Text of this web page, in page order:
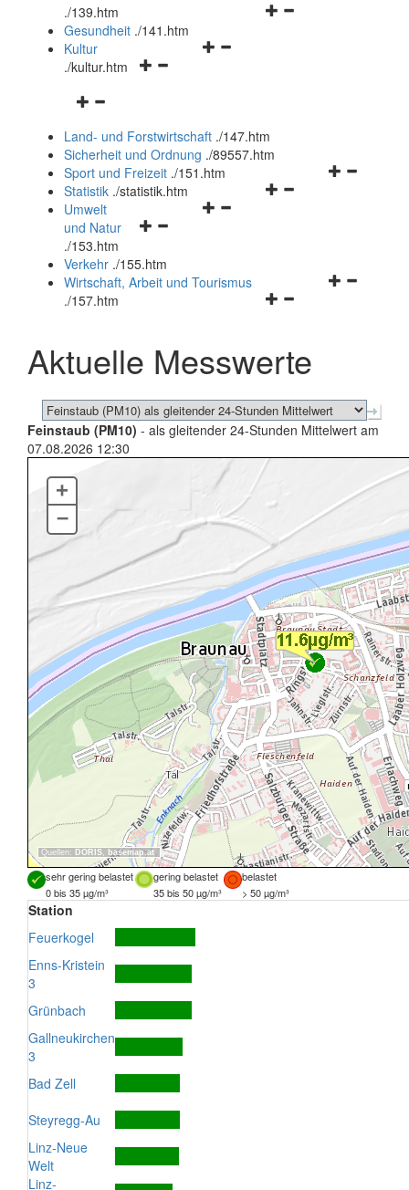
Navigationsmenü
./139.htm
Navigationsmenü
Gesundheit ./141.htm
Navigationsmenü
Kultur
./kultur.htm
Navigationsmenü
und
schließen
Land- und Forstwirtschaft ./147.htm
Sicherheit und Ordnung ./89557.htm
Navigationsmenü
Sport und Freizeit ./151.htm
Navigationsmenü
Statistik ./statistik.htm
Navigationsmenü
und
schließen
Umwelt
und Natur
./153.htm
Verkehr ./155.htm
Navigationsmenü
schließen
Wirtschaft, Arbeit und Tourismus
./157.htm
Aktuelle Messwerte
Feinstaub (PM10) - als gleitender 24-Stunden Mittelwert am
07.08.2026 12:30
Quellen: DORIS, basemap.at
+
–
sehr gering belastet gering belastet
belastet
0 bis 35 µg/m³
35 bis 50 µg/m³ > 50 µg/m³
Station
Feuerkogel
Enns-Kristein
3
Grünbach
Gallneukirchen
3
Bad Zell
Steyregg-Au
Linz-Neue
Welt
Linz-